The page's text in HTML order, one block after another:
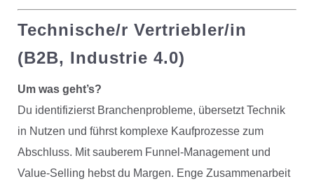
Technische/r Vertriebler/in
(B2B, Industrie 4.0)
Um was geht’s?
Du identifizierst Branchenprobleme, übersetzt Technik
in Nutzen und führst komplexe Kaufprozesse zum
Abschluss. Mit sauberem Funnel-Management und
Value-Selling hebst du Margen. Enge Zusammenarbeit